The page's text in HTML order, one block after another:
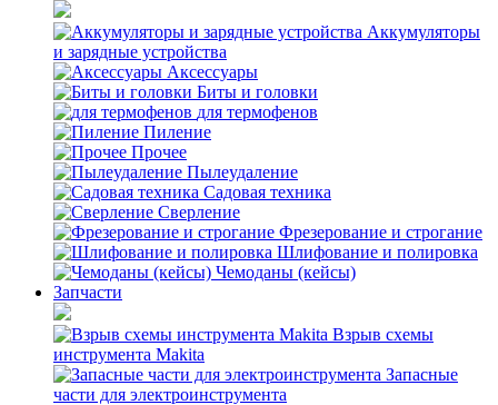
Аккумуляторы
и зарядные устройства
Аксессуары
Биты и головки
для термофенов
Пиление
Прочее
Пылеудаление
Садовая техника
Сверление
Фрезерование и строгание
Шлифование и полировка
Чемоданы (кейсы)
Запчасти
Взрыв схемы
инструмента Makita
Запасные
части для электроинструмента